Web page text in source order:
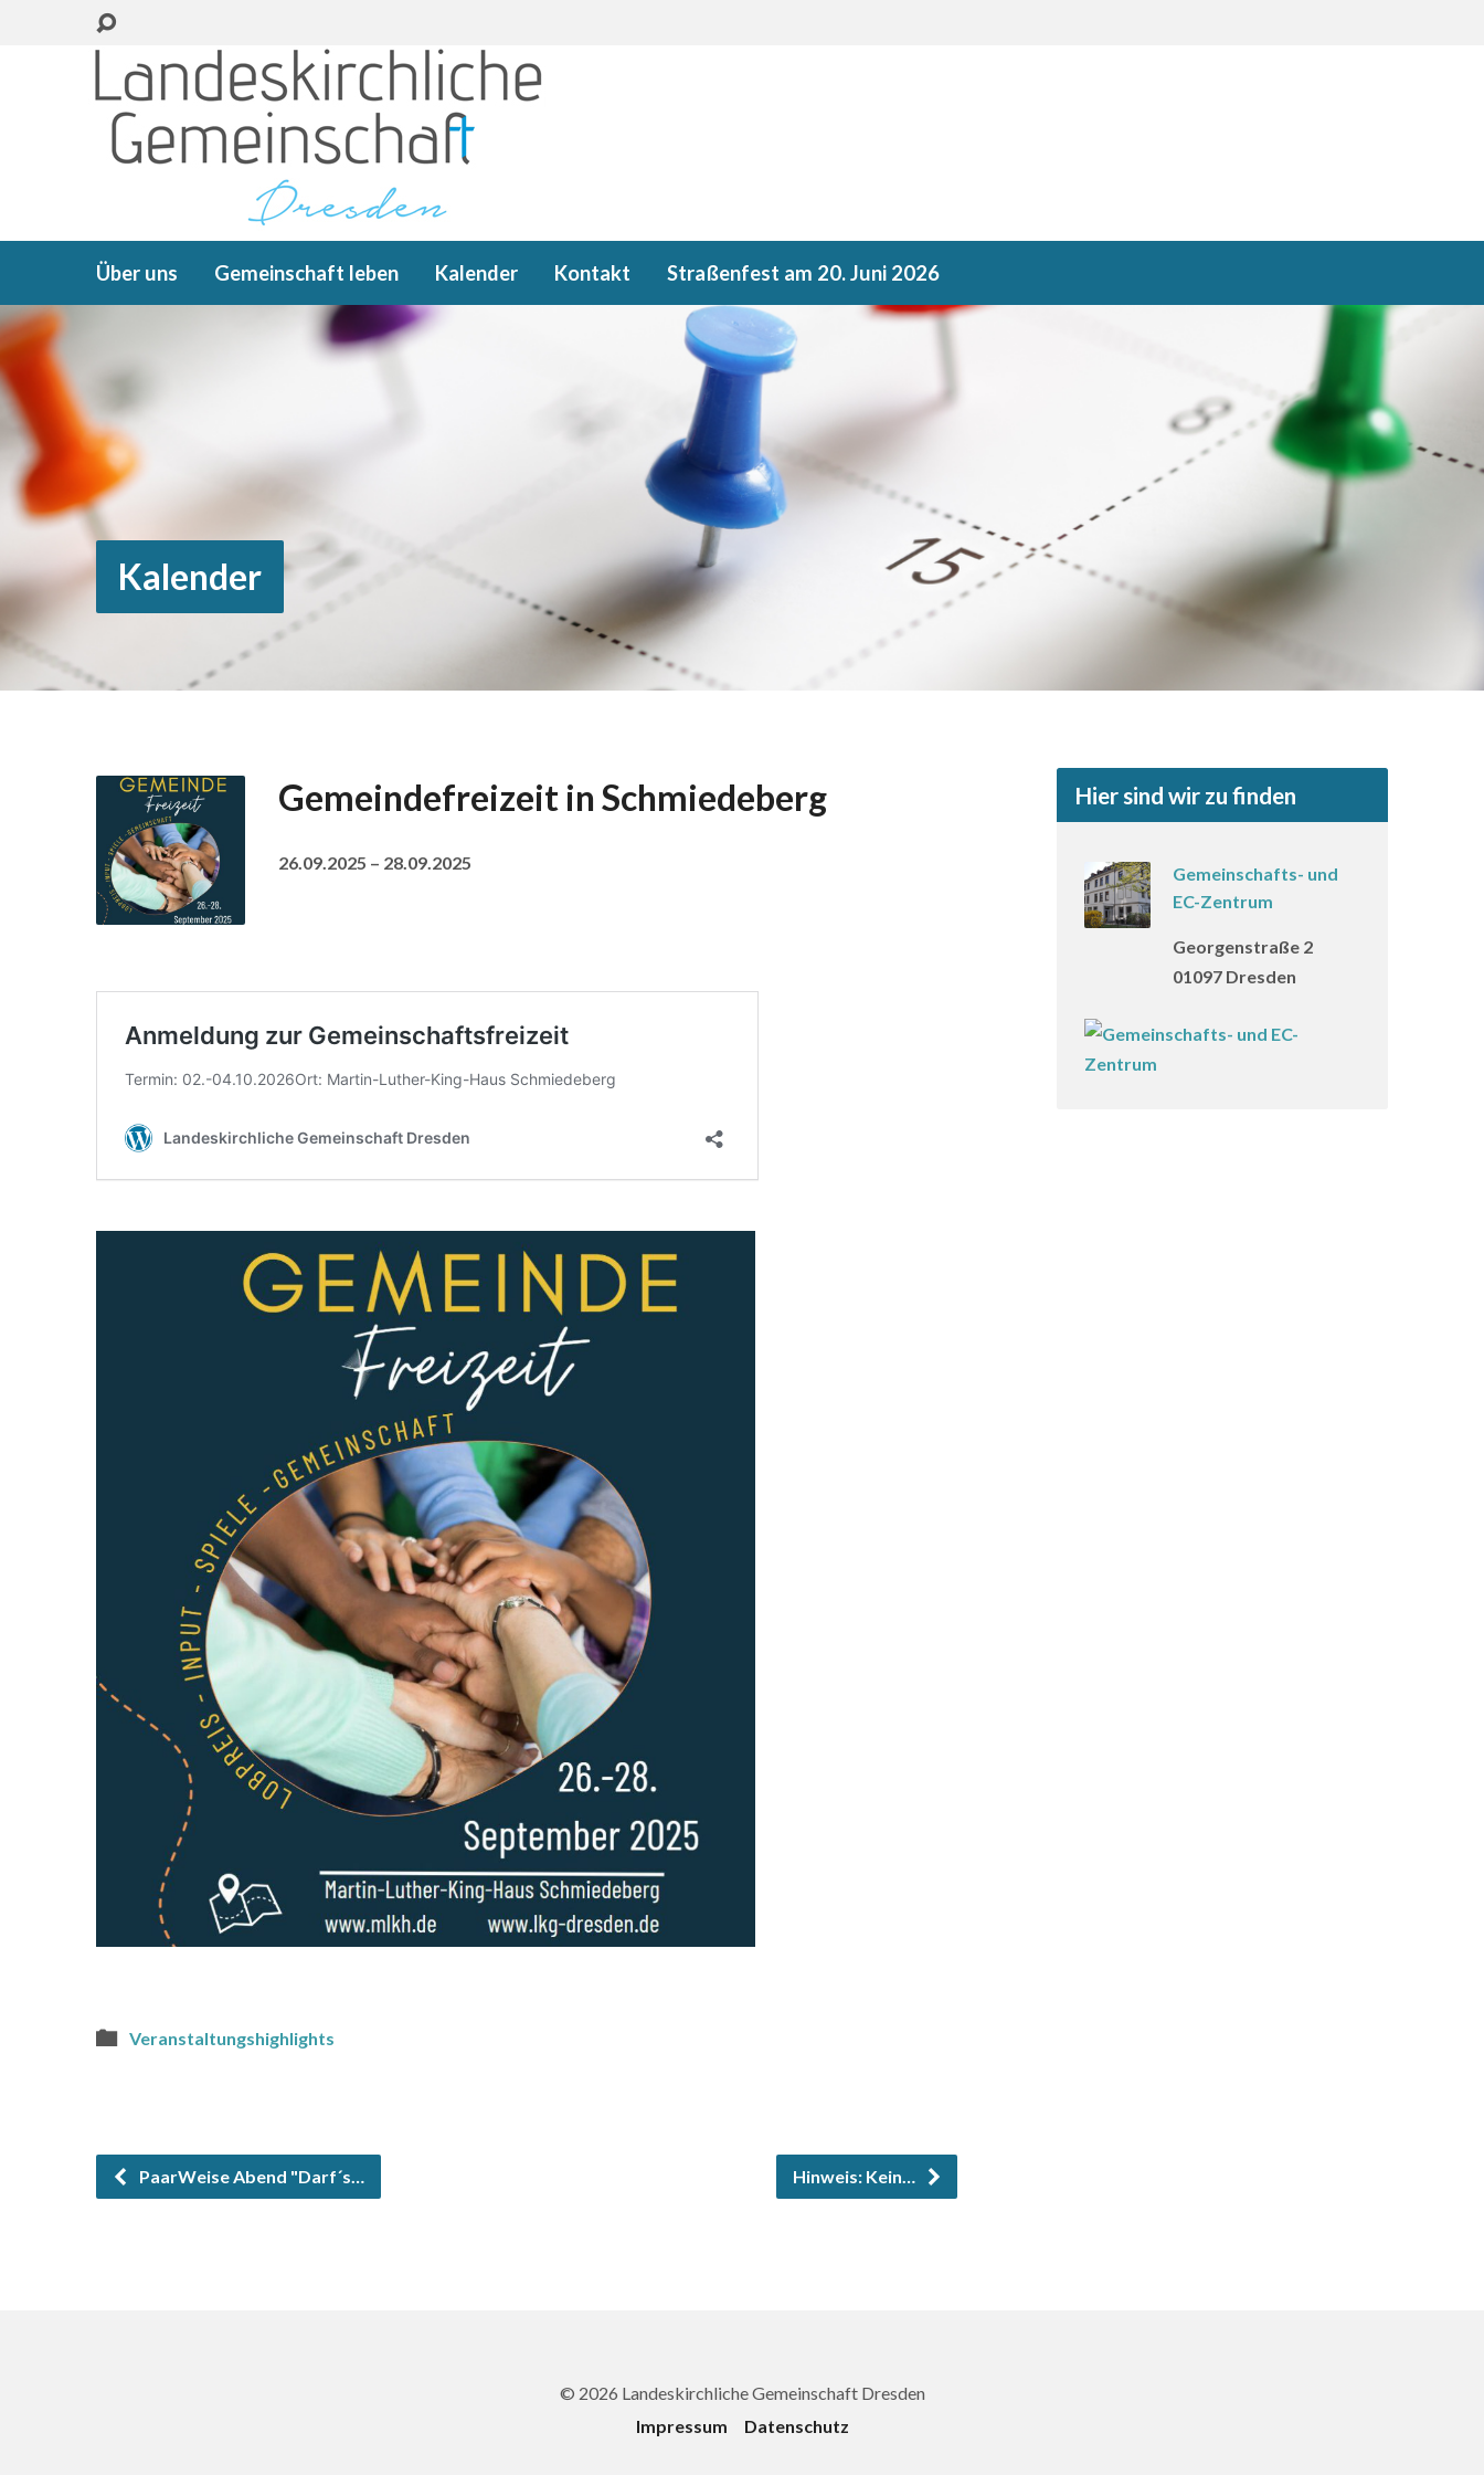
Über uns Gemeinschaft leben Kalender Kontakt Straßenfest am 20. Juni 2026
Kalender
Gemeindefreizeit in Schmiedeberg
26.09.2025 – 28.09.2025
Veranstaltungshighlights
PaarWeise Abend "Darf´s… Hinweis: Kein…
Hier sind wir zu finden
Gemeinschafts- und
EC-Zentrum
Georgenstraße 2
01097 Dresden
© 2026 Landeskirchliche Gemeinschaft Dresden
Impressum
Datenschutz